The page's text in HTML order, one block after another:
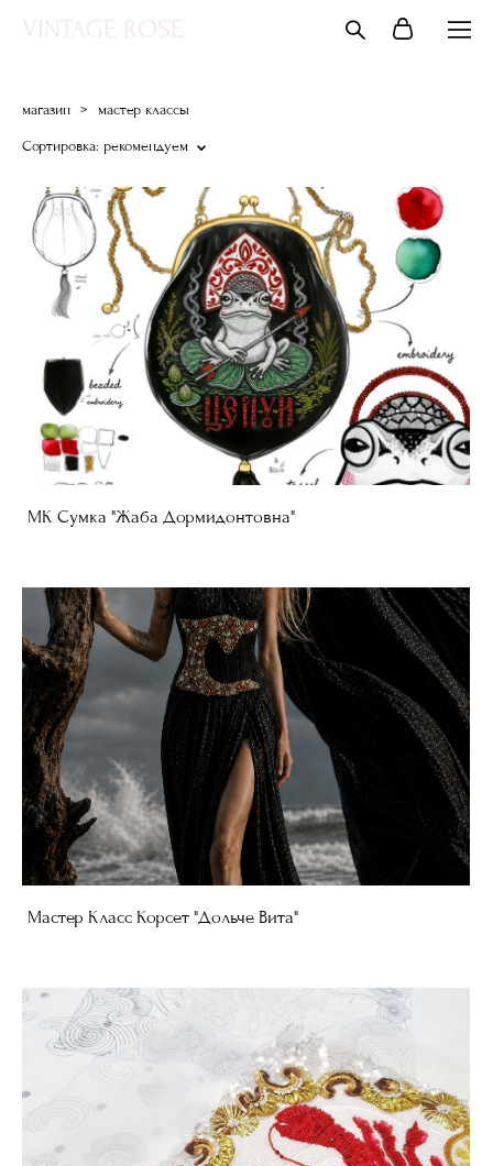
VINTAGE ROSE
магазин > мастер классы
Сортировка: рекомендуем
МК Сумка "Жаба Дормидонтовна"
Мастер Класс Корсет "Дольче Вита"